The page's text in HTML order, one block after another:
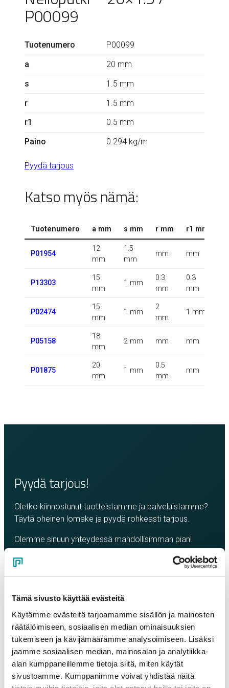
Tämä sivusto käyttää evästeitä
Käytämme evästeitä tarjoamamme sisällön ja mainosten
räätälöimiseen, sosiaalisen median ominaisuuksien
tukemiseen ja kävijämäärämme analysoimiseen. Lisäksi
jaamme sosiaalisen median, mainosalan ja analytiikka-
alan kumppaneillemme tietoja siitä, miten käytät
sivustoamme. Kumppanimme voivat yhdistää näitä
P00099
Tuotenumero
P00099
a
20 mm
s
1.5 mm
r
1.5 mm
r1
0.5 mm
Paino
0.294 kg/m
Pyydä tarjous
Katso myös nämä:
Tuotenumero a mm s mm r mm r1 mm
P01954
12
mm
1.5
mm
mm mm
P13303
15
mm
1 mm
0.3
mm
0.3
mm
P02474
15
mm
1 mm
2
mm
1 mm
P05158
18
mm
2 mm mm mm
P01875
20
mm
1 mm
0.5
mm
mm
Pyydä tarjous!
Oletko kiinnostunut tuotteistamme ja palveluistamme?
Täytä oheinen lomake ja pyydä rohkeasti tarjous.
Olemme sinuun yhteydessä mahdollisimman pian!
Yritys
Yhteyshenkilö *
Sähköposti *
Puhelinnumero